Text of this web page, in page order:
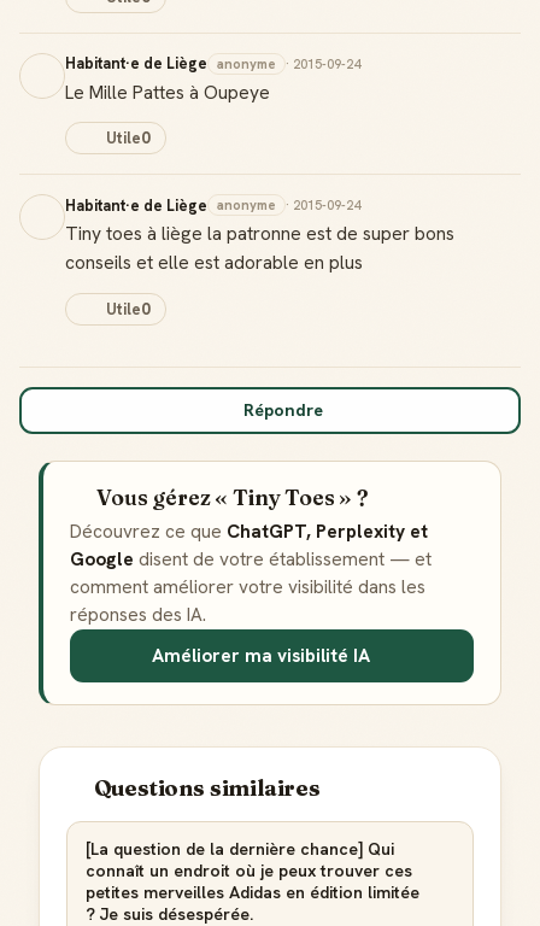
Habitant·e de Liège anonyme · 2015-09-24
Le Mille Pattes à Oupeye
Utile0
Habitant·e de Liège anonyme · 2015-09-24
Tiny toes à liège la patronne est de super bons
conseils et elle est adorable en plus
Utile0
Répondre
Vous gérez « Tiny Toes » ?
Découvrez ce que ChatGPT, Perplexity et
Google disent de votre établissement — et
comment améliorer votre visibilité dans les
réponses des IA.
Améliorer ma visibilité IA
Questions similaires
[La question de la dernière chance] Qui
connaît un endroit où je peux trouver ces
petites merveilles Adidas en édition limitée
? Je suis désespérée.